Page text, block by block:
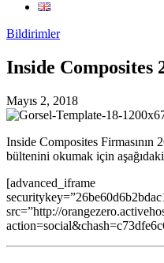
Bildirimler
Inside Composites
Mayıs 2, 2018
Inside Composites Firmasının
bültenini okumak için aşağıdaki
[advanced_iframe
src=”http://